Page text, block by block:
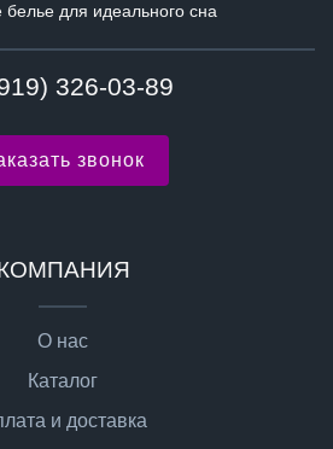
белье для идеального сна
326-03-89
звонок
О нас
Каталог
и доставка